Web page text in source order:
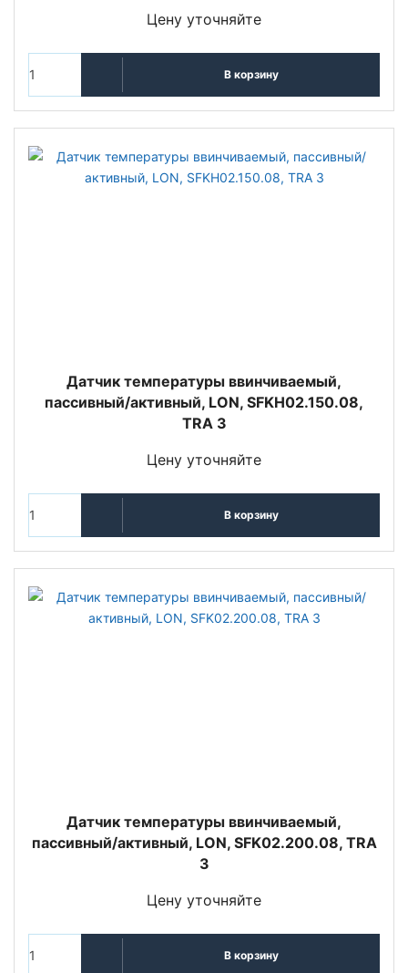
Цену уточняйте
В корзину
Датчик температуры ввинчиваемый,
пассивный/активный, LON, SFKH02.150.08,
TRA 3
Цену уточняйте
В корзину
Датчик температуры ввинчиваемый,
пассивный/активный, LON, SFK02.200.08, TRA
3
Цену уточняйте
В корзину